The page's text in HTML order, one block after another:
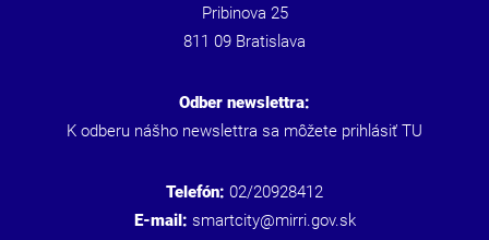
Pribinova 25
811 09 Bratislava
Odber newslettra:
K odberu nášho newslettra sa môžete prihlásiť TU
Telefón: 02/20928412
E-mail: smartcity@mirri.gov.sk